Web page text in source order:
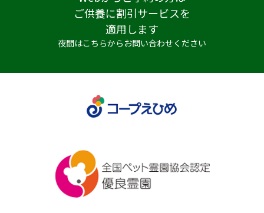
ご供養に割引サービスを
適用します
夜間はこちらからお問い合わせください